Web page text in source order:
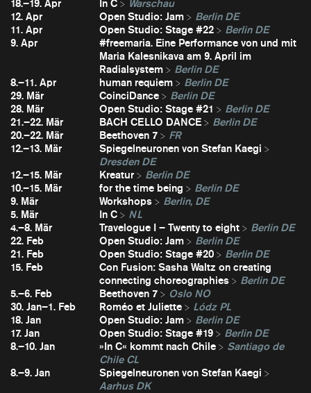
18.–19. Apr
In C
Warschau
12. Apr
Open Studio: Jam
Berlin DE
11. Apr
Open Studio: Stage #22
Berlin DE
9. Apr
#freemaria. Eine Performance von und mit
Maria Kalesnikava am 9. April im
Radialsystem
Berlin DE
8.–11. Apr
human requiem
Berlin DE
29. Mär
CoinciDance
Berlin DE
28. Mär
Open Studio: Stage #21
Berlin DE
21.–22. Mär
BACH CELLO DANCE
Berlin DE
20.–22. Mär
Beethoven 7
FR
12.–13. Mär
Spiegelneuronen von Stefan Kaegi
Dresden DE
12.–15. Mär
Kreatur
Berlin DE
10.–15. Mär
for the time being
Berlin DE
9. Mär
Workshops
Berlin, DE
5. Mär
In C
NL
4.–8. Mär
Travelogue I – Twenty to eight
Berlin DE
22. Feb
Open Studio: Jam
Berlin DE
21. Feb
Open Studio: Stage #20
Berlin DE
15. Feb
Con Fusion: Sasha Waltz on creating
connecting choreographies
Berlin DE
5.–6. Feb
Beethoven 7
Oslo NO
30. Jan–1. Feb
Roméo et Juliette
Lódz PL
18. Jan
Open Studio: Jam
Berlin DE
17. Jan
Open Studio: Stage #19
Berlin DE
8.–10. Jan
»In C« kommt nach Chile
Santiago de
Chile CL
8.–9. Jan
Spiegelneuronen von Stefan Kaegi
Aarhus DK